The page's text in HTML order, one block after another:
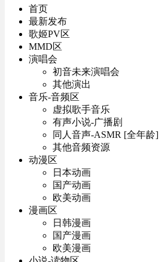
首页
最新发布
歌姬PV区
MMD区
演唱会
初音未来演唱会
其他演出
音乐-音频区
虚拟歌手音乐
有声小说-广播剧
同人音声-ASMR [全年龄]
其他音频资源
动漫区
日本动画
国产动画
欧美动画
漫画区
日韩漫画
国产漫画
欧美漫画